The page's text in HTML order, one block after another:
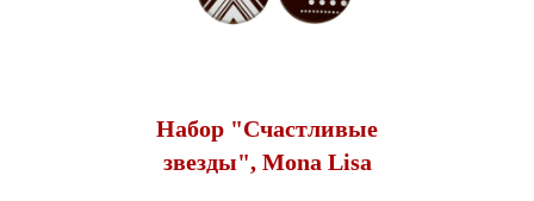
Набор "Счастливые
звезды", Mona Lisa